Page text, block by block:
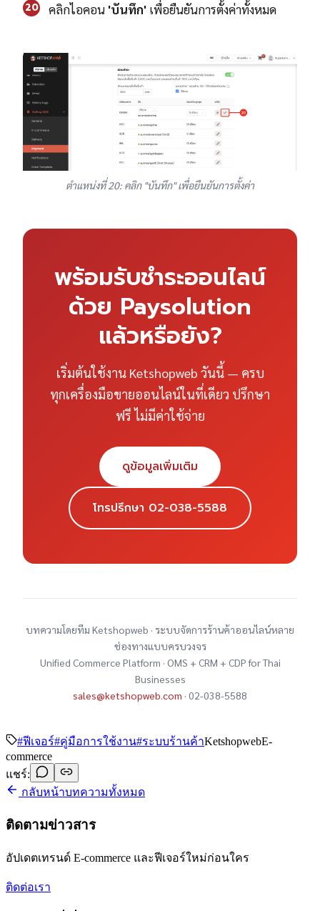
20 คลิกไอคอน 'บันทึก' เพื่อยืนยันการตั้งค่าทั้งหมด
ตำแหน่งที่ 20: คลิก "บันทึก" เพื่อยืนยันการตั้งค่า
พร้อมรับชำระออนไลน์
ด้วย Paysolution
แล้วหรือยัง?
เริ่มต้นใช้งาน Ketshopweb วันนี้ — ครบ
ทุกเครื่องมือขายออนไลน์ในที่เดียว ปรึกษา
ฟรี ไม่มีค่าใช้จ่าย
ดูข้อมูลเพิ่มเติม
โทรปรึกษา 02-038-5588
บทความโดยทีม Ketshopweb · ระบบจัดการร้านค้าออนไลน์หลาย
ช่องทางแบบครบวงจร
Unified Commerce Platform · OMS + CRM + CDP for Thai
Businesses
sales@ketshopweb.com · 02-038-5588
#ฟีเจอร์#คู่มือการใช้งาน#ระบบร้านค้าKetshopwebE-
commerce
แชร์:
กลับหน้าบทความทั้งหมด
ติดตามข่าวสาร
อัปเดตเทรนด์ E-commerce และฟีเจอร์ใหม่ก่อนใคร
ติดต่อเรา